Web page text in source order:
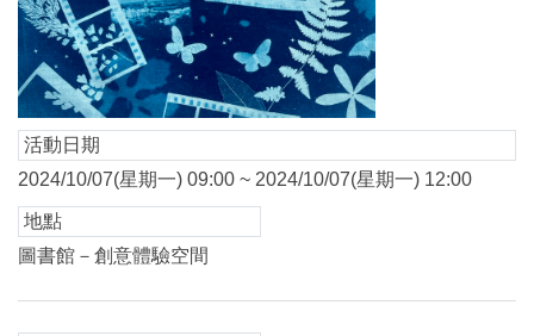
活動日期
2024/10/07(星期一) 09:00 ~ 2024/10/07(星期一) 12:00
地點
圖書館－創意體驗空間